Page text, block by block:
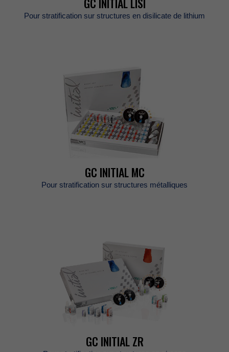
Pourstratificationsurstructuresendisilicatedelithium
GCINITIALMC
Pourstratificationsurstructuresmétalliques
GCINITIALZR